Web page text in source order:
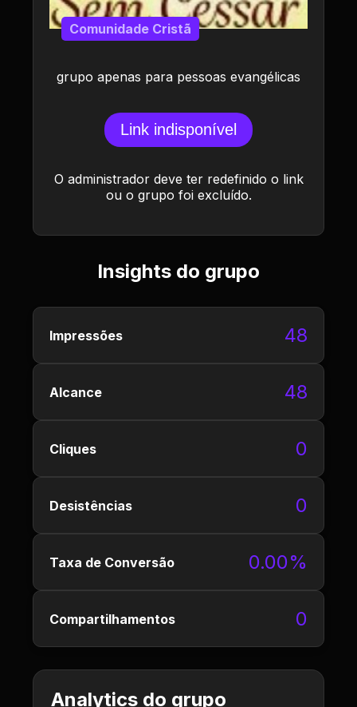
grupo apenas para pessoas evangélicas
Comunidade Cristã
Link indisponível
O administrador deve ter redefinido o link
ou o grupo foi excluído.
Insights do grupo
Impressões 48
Alcance 48
Cliques 0
Desistências 0
Taxa de Conversão 0.00%
Compartilhamentos 0
Analytics do grupo